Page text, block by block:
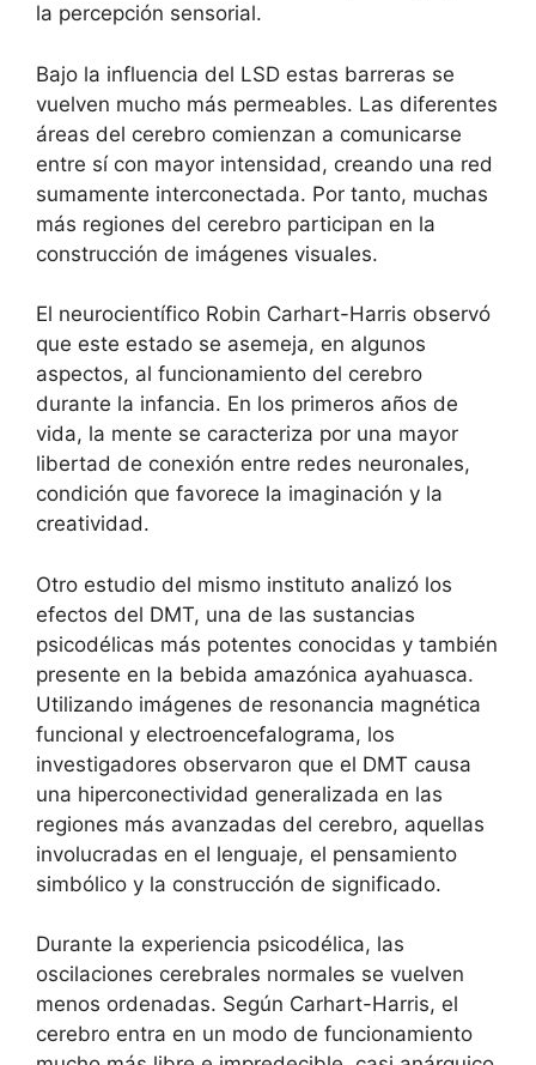
la percepción sensorial.
Bajo la influencia del LSD estas barreras se
vuelven mucho más permeables. Las diferentes
áreas del cerebro comienzan a comunicarse
entre sí con mayor intensidad, creando una red
sumamente interconectada. Por tanto, muchas
más regiones del cerebro participan en la
construcción de imágenes visuales.
El neurocientífico Robin Carhart-Harris observó
que este estado se asemeja, en algunos
aspectos, al funcionamiento del cerebro
durante la infancia. En los primeros años de
vida, la mente se caracteriza por una mayor
libertad de conexión entre redes neuronales,
condición que favorece la imaginación y la
creatividad.
Otro estudio del mismo instituto analizó los
efectos del DMT, una de las sustancias
psicodélicas más potentes conocidas y también
presente en la bebida amazónica ayahuasca.
Utilizando imágenes de resonancia magnética
funcional y electroencefalograma, los
investigadores observaron que el DMT causa
una hiperconectividad generalizada en las
regiones más avanzadas del cerebro, aquellas
involucradas en el lenguaje, el pensamiento
simbólico y la construcción de significado.
Durante la experiencia psicodélica, las
oscilaciones cerebrales normales se vuelven
menos ordenadas. Según Carhart-Harris, el
cerebro entra en un modo de funcionamiento